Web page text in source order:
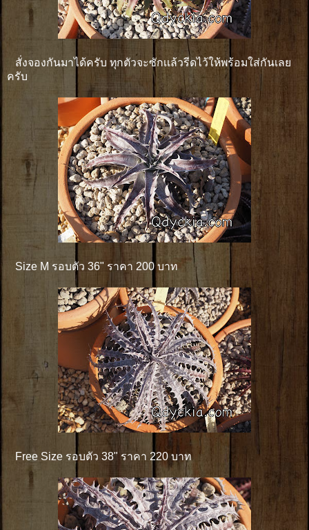
สั่งจองกันมาได้ครับ ทุกตัวจะซักเเล้วรีดไว้ให้พร้อมใส่กันเลย
ครับ
Size M รอบตัว 36" ราคา 200 บาท
Free Size รอบตัว 38" ราคา 220 บาท